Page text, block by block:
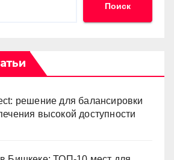
Поиск
решение для балансировки
высокой доступности